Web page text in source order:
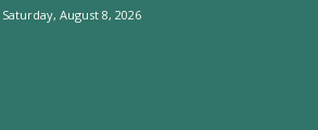
Saturday, August 8, 2026